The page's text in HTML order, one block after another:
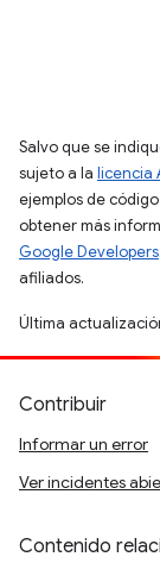
Salvo que se
sujeto a la licencia
ejemplos de
obtener más
Google Developers
afiliados.
Última
Contribuir
Informar un error
Ver incidentes
Contenido